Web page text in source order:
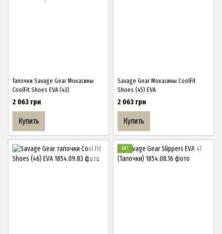
Тапочки Savage Gear Мокасины
CoolFit Shoes EVA (43)
2 063 грн
Купить
Savage Gear Мокасины CoolFit
Shoes (45) EVA
2 063 грн
Купить
ХИТ